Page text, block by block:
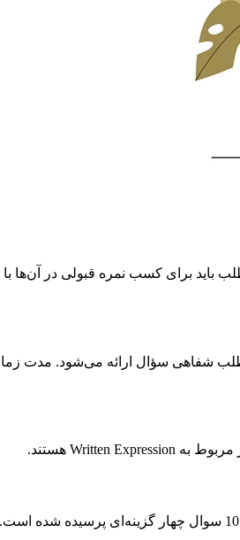
برای کسب نمره قبولی در آن‌ها با